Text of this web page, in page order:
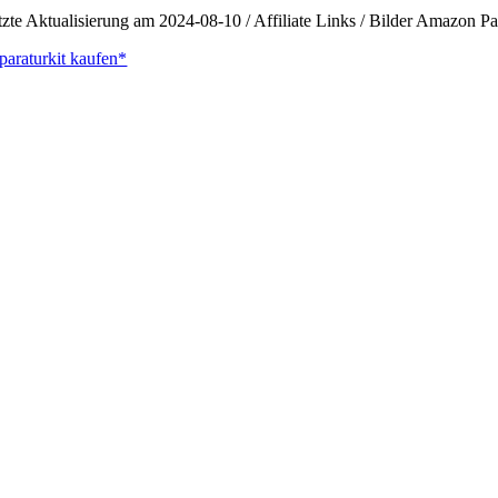
Aktualisierung am 2024-08-10 / Affiliate Links / Bilder Amazon
kaufen*